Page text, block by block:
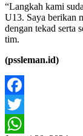
“Langkah kami
U13. Saya berikan
dengan tekad serta
tim.
(pssleman.id)
Facebook
Twitter